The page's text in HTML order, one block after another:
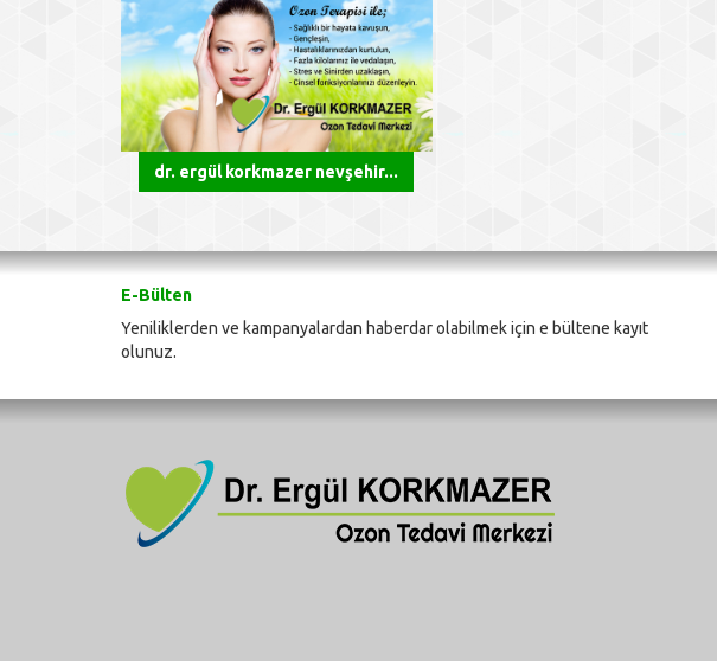
dr. ergül korkmazer nevşehir...
E-Bülten
Yeniliklerden ve kampanyalardan haberdar olabilmek için e bültene kayıt
olunuz.